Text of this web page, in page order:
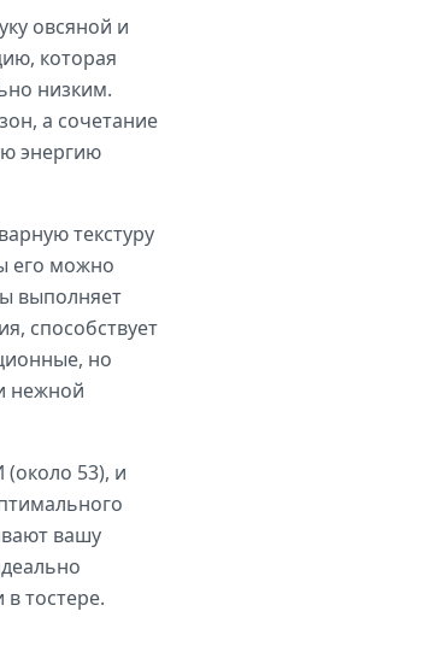
овсяной и
которая
низким.
а сочетание
энергию
текстуру
его можно
выполняет
способствует
но
нежной
53), и
вашу
тостере.